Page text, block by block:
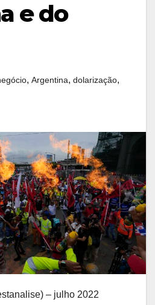
e do
, Argentina, dolarização,
– julho 2022